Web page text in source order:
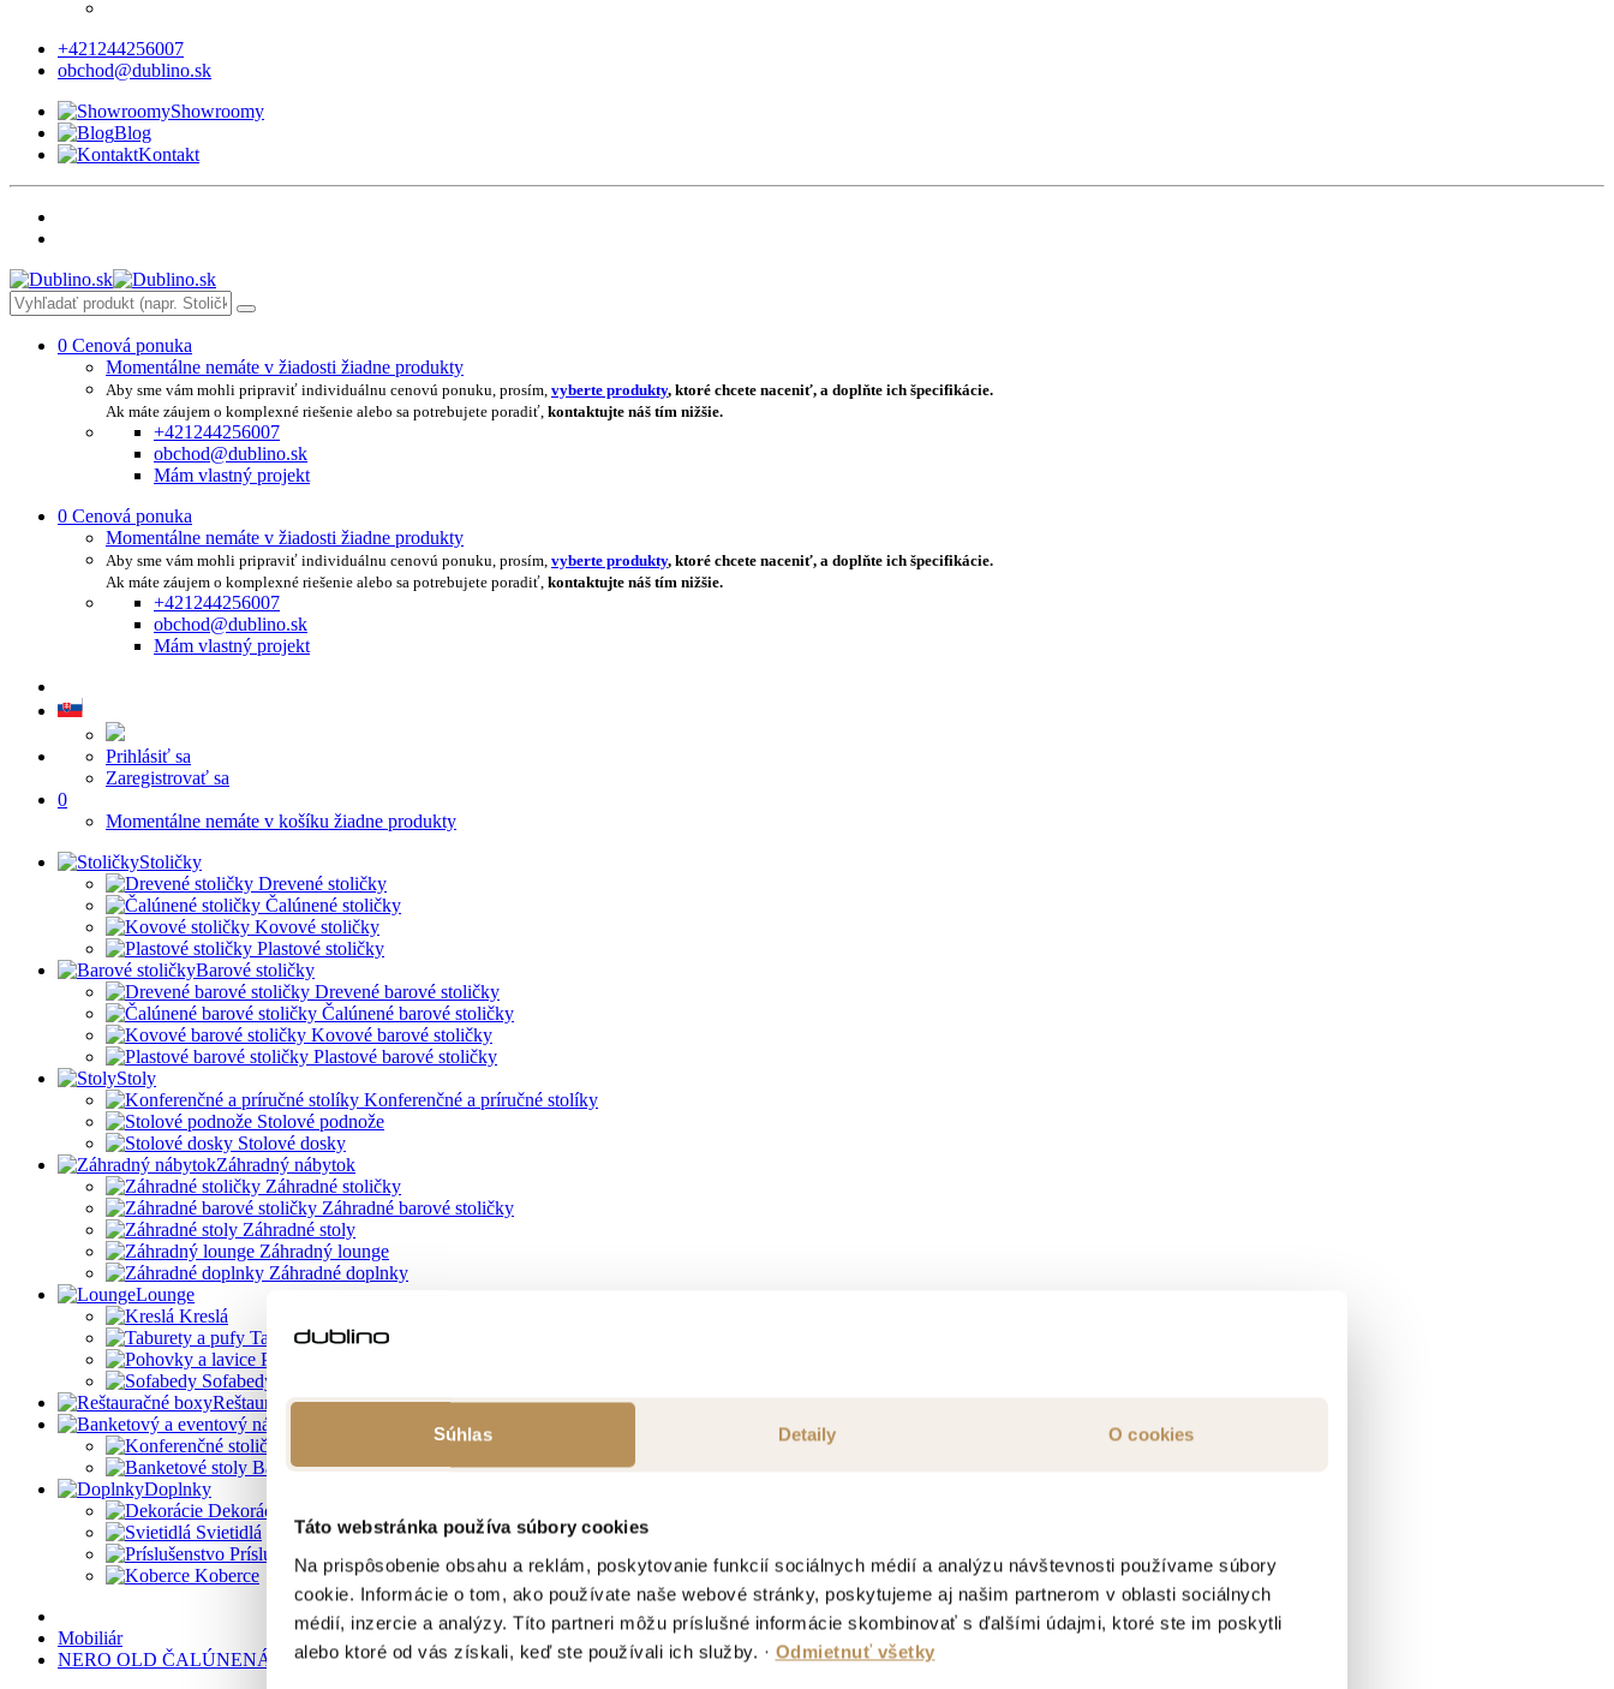
Súhlas Detaily O cookies
Táto webstránka používa súbory cookies
Na prispôsobenie obsahu a reklám, poskytovanie funkcií sociálnych médií a analýzu návštevnosti používame súbory
cookie. Informácie o tom, ako používate naše webové stránky, poskytujeme aj našim partnerom v oblasti sociálnych
médií, inzercie a analýzy. Títo partneri môžu príslušné informácie skombinovať s ďalšími údajmi, ktoré ste im poskytli
alebo ktoré od vás získali, keď ste používali ich služby. · Odmietnuť všetky
+421244256007
obchod@dublino.sk
Showroomy
Blog
Kontakt
0 Cenová ponuka
Momentálne nemáte v žiadosti žiadne produkty
Aby sme vám mohli pripraviť individuálnu cenovú ponuku, prosím, vyberte produkty, ktoré chcete naceniť, a doplňte ich špecifikácie.
Ak máte záujem o komplexné riešenie alebo sa potrebujete poradiť, kontaktujte náš tím nižšie.
+421244256007
obchod@dublino.sk
Mám vlastný projekt
0 Cenová ponuka
Momentálne nemáte v žiadosti žiadne produkty
Aby sme vám mohli pripraviť individuálnu cenovú ponuku, prosím, vyberte produkty, ktoré chcete naceniť, a doplňte ich špecifikácie.
Ak máte záujem o komplexné riešenie alebo sa potrebujete poradiť, kontaktujte náš tím nižšie.
+421244256007
obchod@dublino.sk
Mám vlastný projekt
Prihlásiť sa
Zaregistrovať sa
0
Momentálne nemáte v košíku žiadne produkty
Stoličky
Drevené stoličky
Čalúnené stoličky
Kovové stoličky
Plastové stoličky
Barové stoličky
Drevené barové stoličky
Čalúnené barové stoličky
Kovové barové stoličky
Plastové barové stoličky
Stoly
Konferenčné a príručné stolíky
Stolové podnože
Stolové dosky
Záhradný nábytok
Záhradné stoličky
Záhradné barové stoličky
Záhradné stoly
Záhradný lounge
Záhradné doplnky
Lounge
Kreslá
Taburety a pufy
Pohovky a lavice
Sofabedy
Reštauračné boxy
Banketový a eventový nábytok
Konferenčné stoličky
Banketové stoly
Doplnky
Dekorácie
Svietidlá
Príslušenstvo
Koberce
Mobiliár
NERO OLD ČALÚNENÁ BAROVÁ STOLIČKA NA MIERU